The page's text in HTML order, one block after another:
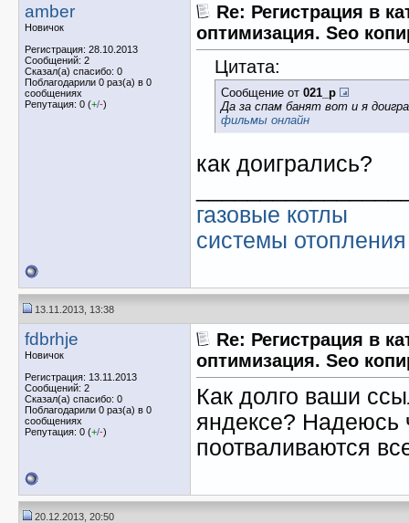
amber
Новичок
Регистрация: 28.10.2013
Сообщений: 2
Сказал(а) спасибо: 0
Поблагодарили 0 раз(а) в 0
сообщениях
Репутация: 0 (+/-)
Re: Регистрация в
оптимизация. Seo
Цитата:
Сообщение от 021_p
Да за спам банят вот и я
фильмы онлайн
как доигрались?
газовые котлы
системы
13.11.2013, 13:38
fdbrhje
Новичок
Регистрация: 13.11.2013
Сообщений: 2
Сказал(а) спасибо: 0
Поблагодарили 0 раз(а) в 0
сообщениях
Репутация: 0 (+/-)
Re: Регистрация в
оптимизация. Seo
Как долго ваши
яндексе? Надеюсь
поотваливаются
20.12.2013, 20:50